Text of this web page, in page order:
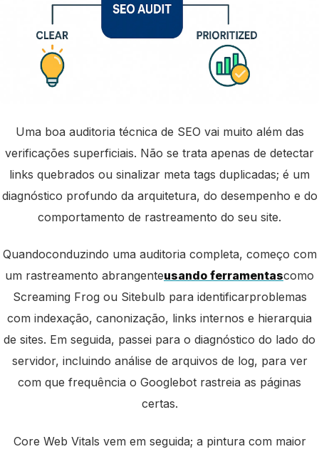
Uma boa auditoria técnica de SEO vai muito além das
verificações superficiais. Não se trata apenas de detectar
links quebrados ou sinalizar meta tags duplicadas; é um
diagnóstico profundo da arquitetura, do desempenho e do
comportamento de rastreamento do seu site.
Quandoconduzindo uma auditoria completa, começo com
um rastreamento abrangenteusando ferramentascomo
Screaming Frog ou Sitebulb para identificarproblemas
com indexação, canonização, links internos e hierarquia
de sites. Em seguida, passei para o diagnóstico do lado do
servidor, incluindo análise de arquivos de log, para ver
com que frequência o Googlebot rastreia as páginas
certas.
Core Web Vitals vem em seguida; a pintura com maior